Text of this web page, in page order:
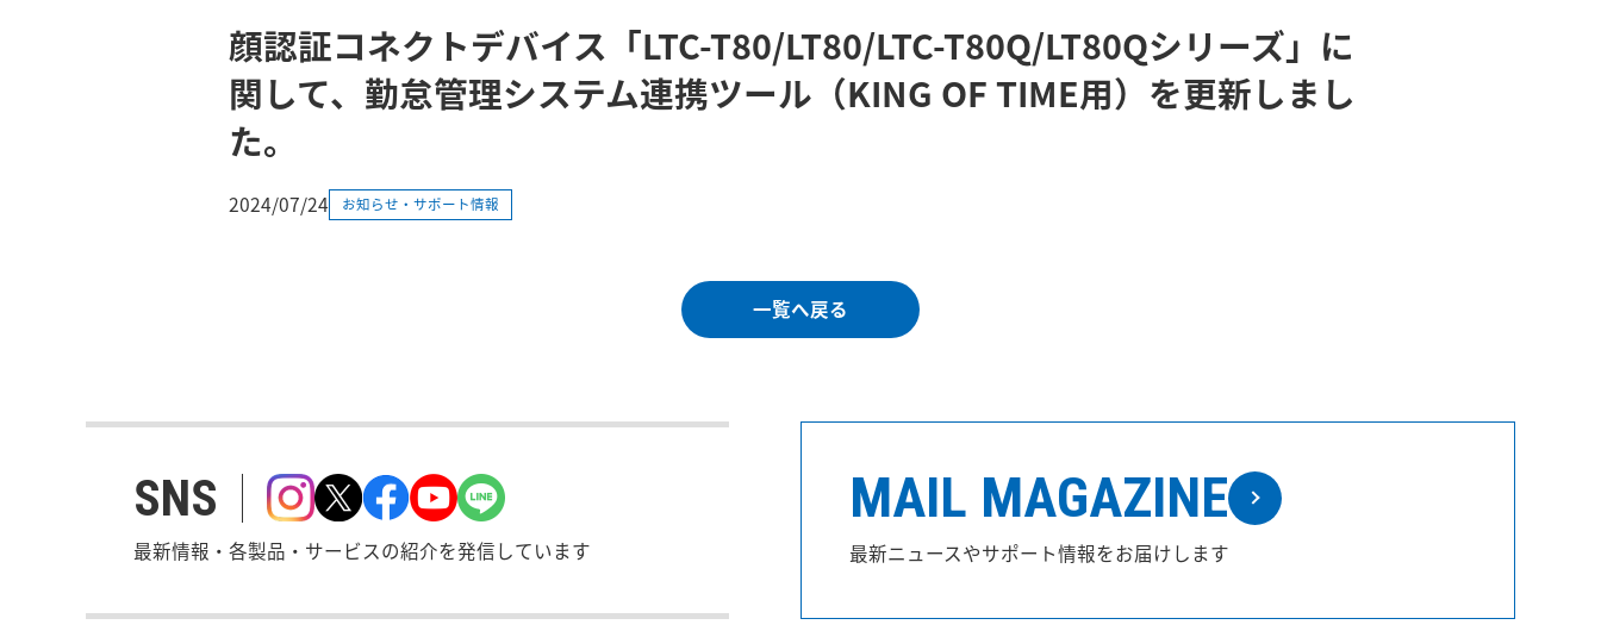
顔認証コネクトデバイス「LTC-T80/LT80/LTC-T80Q/LT80Qシリーズ」に
関して、勤怠管理システム連携ツール（KING OF TIME用）を更新しまし
た。
2024/07/24 お知らせ・サポート情報
一覧へ戻る
SNS
最新情報・各製品・サービスの紹介を発信しています
MAIL MAGAZINE
最新ニュースやサポート情報をお届けします